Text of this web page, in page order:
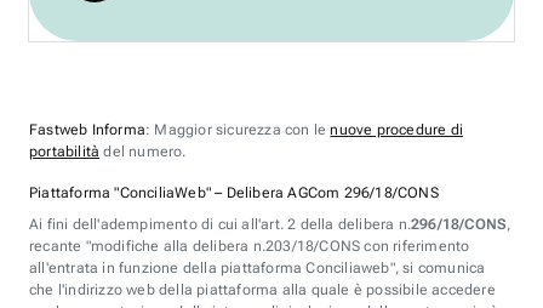
Fastweb Informa: Maggior sicurezza con lenuove procedure di
portabilità del numero.
Piattaforma "ConciliaWeb" – Delibera AGCom 296/18/CONS
Ai fini dell'adempimento di cui all'art. 2 della delibera n.296/18/CONS,
recante "modifiche alla delibera n.203/18/CONS con riferimento
all'entrata in funzione della piattaforma Conciliaweb", si comunica
che l'indirizzo web della piattaforma alla quale è possibile accedere